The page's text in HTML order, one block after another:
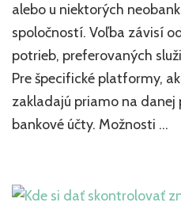
účet
alebo u niektorých
spoločností. Voľba závisí
potrieb, preferovaných
Pre špecifické platformy,
zakladajú priamo na
bankové účty. Možnosti …